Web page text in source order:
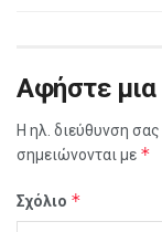
Αφήστε
Η ηλ. διεύθυνση σας
σημειώνονται με *
Σχόλιο *